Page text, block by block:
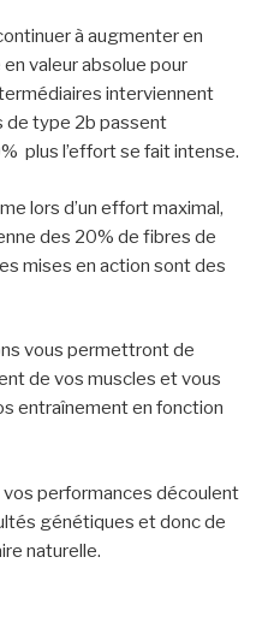
à augmenter en
valeur absolue pour
interviennent
de type 2b passent
plus l’effort se fait intense.
lors d’un effort maximal,
des 20% de fibres de
mises en action sont des
vous permettront de
de vos muscles et vous
entraînement en fonction
vos performances découlent
génétiques et donc de
naturelle.